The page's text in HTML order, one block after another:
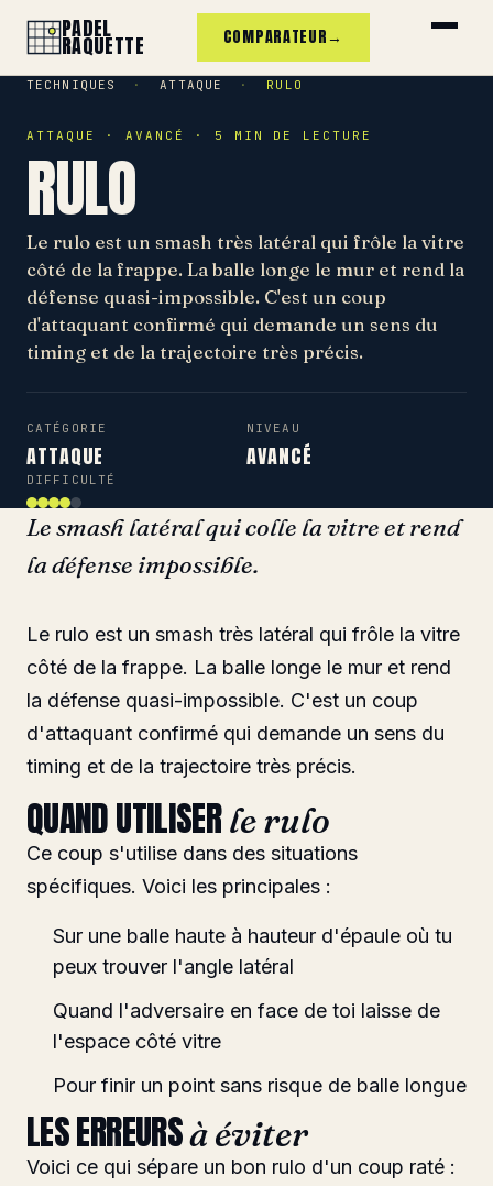
PADEL
RAQUETTE COMPARATEUR→
TECHNIQUES · ATTAQUE · RULO
ATTAQUE · AVANCÉ · 5 MIN DE LECTURE
RULO
Le rulo est un smash très latéral qui frôle la vitre
côté de la frappe. La balle longe le mur et rend la
défense quasi-impossible. C'est un coup
d'attaquant confirmé qui demande un sens du
timing et de la trajectoire très précis.
CATÉGORIE
ATTAQUE
NIVEAU
AVANCÉ
DIFFICULTÉ
Le smash latéral qui colle la vitre et rend
la défense impossible.
Le rulo est un smash très latéral qui frôle la vitre
côté de la frappe. La balle longe le mur et rend
la défense quasi-impossible. C'est un coup
d'attaquant confirmé qui demande un sens du
timing et de la trajectoire très précis.
QUAND UTILISERle rulo
Ce coup s'utilise dans des situations
spécifiques. Voici les principales :
Sur une balle haute à hauteur d'épaule où tu
peux trouver l'angle latéral
Quand l'adversaire en face de toi laisse de
l'espace côté vitre
Pour finir un point sans risque de balle longue
LES ERREURSà éviter
Voici ce qui sépare un bon rulo d'un coup raté :